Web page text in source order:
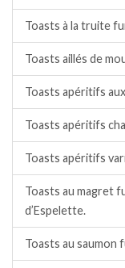
Toasts à la truite
Toasts aillés de
Toasts apéritifs
Toasts apéritifs
Toasts apéritifs
Toasts au magret
d’Espelette.
Toasts au saumon